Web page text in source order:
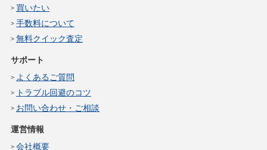
買いたい
手数料について
無料クイック査定
サポート
よくあるご質問
トラブル回避のコツ
お問い合わせ・ご相談
運営情報
会社概要